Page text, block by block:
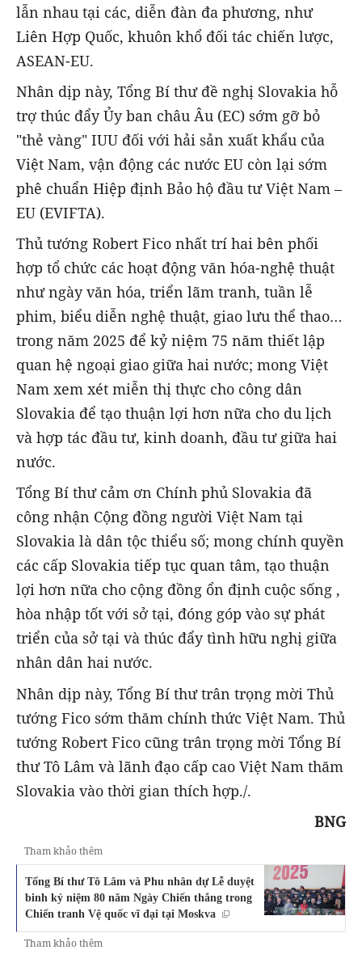
lẫn nhau tại các, diễn đàn đa phương, như
Liên Hợp Quốc, khuôn khổ đối tác chiến lược,
ASEAN-EU.
Nhân dịp này, Tổng Bí thư đề nghị Slovakia hỗ
trợ thúc đẩy Ủy ban châu Âu (EC) sớm gỡ bỏ
"thẻ vàng" IUU đối với hải sản xuất khẩu của
Việt Nam, vận động các nước EU còn lại sớm
phê chuẩn Hiệp định Bảo hộ đầu tư Việt Nam –
EU (EVIFTA).
Thủ tướng Robert Fico nhất trí hai bên phối
hợp tổ chức các hoạt động văn hóa-nghệ thuật
như ngày văn hóa, triển lãm tranh, tuần lễ
phim, biểu diễn nghệ thuật, giao lưu thể thao…
trong năm 2025 để kỷ niệm 75 năm thiết lập
quan hệ ngoại giao giữa hai nước; mong Việt
Nam xem xét miễn thị thực cho công dân
Slovakia để tạo thuận lợi hơn nữa cho du lịch
và hợp tác đầu tư, kinh doanh, đầu tư giữa hai
nước.
Tổng Bí thư cảm ơn Chính phủ Slovakia đã
công nhận Cộng đồng người Việt Nam tại
Slovakia là dân tộc thiểu số; mong chính quyền
các cấp Slovakia tiếp tục quan tâm, tạo thuận
lợi hơn nữa cho cộng đồng ổn định cuộc sống ,
hòa nhập tốt với sở tại, đóng góp vào sự phát
triển của sở tại và thúc đẩy tình hữu nghị giữa
nhân dân hai nước.
Nhân dịp này, Tổng Bí thư trân trọng mời Thủ
tướng Fico sớm thăm chính thức Việt Nam. Thủ
tướng Robert Fico cũng trân trọng mời Tổng Bí
thư Tô Lâm và lãnh đạo cấp cao Việt Nam thăm
Slovakia vào thời gian thích hợp./.
BNG
Tham khảo thêm
Tổng Bí thư Tô Lâm và Phu nhân dự Lễ duyệt
binh kỷ niệm 80 năm Ngày Chiến thắng trong
Chiến tranh Vệ quốc vĩ đại tại Moskva
Tham khảo thêm